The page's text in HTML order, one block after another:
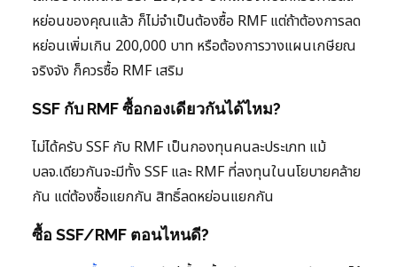
หย่อนของคุณแล้ว ก็ไม่จำเป็นต้องซื้อ RMF แต่ถ้าต้องการลด
หย่อนเพิ่มเกิน 200,000 บาท หรือต้องการวางแผนเกษียณ
จริงจัง ก็ควรซื้อ RMF เสริม
SSF กับ RMF ซื้อกองเดียวกันได้ไหม?
ไม่ได้ครับ SSF กับ RMF เป็นกองทุนคนละประเภท แม้
บลจ.เดียวกันจะมีทั้ง SSF และ RMF ที่ลงทุนในนโยบายคล้าย
กัน แต่ต้องซื้อแยกกัน สิทธิ์ลดหย่อนแยกกัน
ซื้อ SSF/RMF ตอนไหนดี?